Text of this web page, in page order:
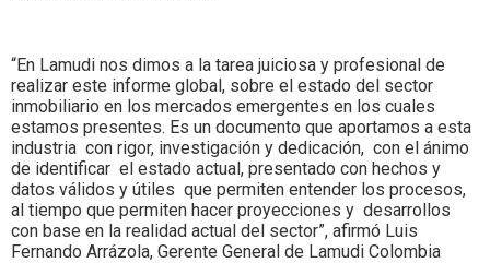
“En Lamudi nos dimos a la tarea juiciosa y profesional de
realizar este informe global, sobre el estado del sector
inmobiliario en los mercados emergentes en los cuales
estamos presentes. Es un documento que aportamos a esta
industria con rigor, investigación y dedicación, con el ánimo
de identificar el estado actual, presentado con hechos y
datos válidos y útiles que permiten entender los procesos,
al tiempo que permiten hacer proyecciones y desarrollos
con base en la realidad actual del sector”, afirmó Luis
Fernando Arrázola, Gerente General de Lamudi Colombia